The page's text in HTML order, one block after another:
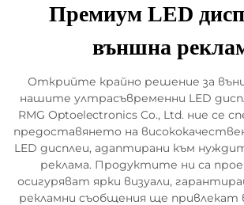
Премиум LED
външна
Открийте крайно решение за
нашите ултрасъвременни LED
RMG Optoelectronics Co., Ltd. ние се
предоставянето на
LED дисплеи, адаптирани към
реклама. Продуктите ни са
осигуряват ярки визуали,
рекламни съобщения ще привлекат